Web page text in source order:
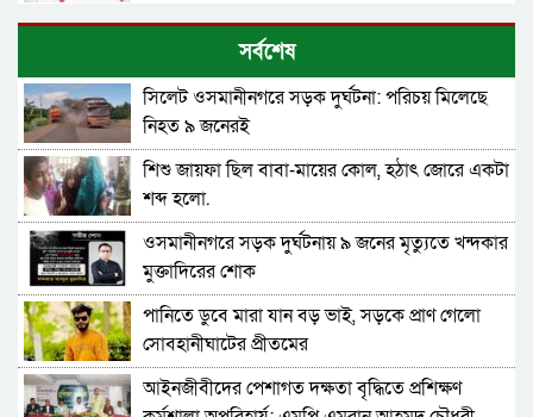
নিরাপত্তাহীন বিছানাকান্দি বাস্তবায়ন হয়নি ইকোপার্কের
সিলেটে দুর্ঘটনায় আহতদের দেখতে ওসমানী
হাসপাতালে মহানগর জামায়াত নেতৃবৃন্দ
৫ বন্ধু সিলেটে এসেছিলেন ঘুরতে, ফেরার পথে
দুর্ঘটনায় মারা যান সাইফুল
সিলেটের সড়ক দুর্ঘটনায় বাউল শিল্পী পেহেলী ভৈরবী
নিহত
সবুজ বাংলাদেশ গড়ার প্রত্যয়ে সিলেটে বাবৌযুপ’র
দ্বিতীয় পর্যায়ে বৃক্ষরোপণ কর্মসূচি সম্পন্ন
সিলেটে ইউনিক ও বেঙ্গল পরিবহনের দুই বাসের
সর্বশেষ
সিলেট ওসমানীনগরে সড়ক দুর্ঘটনা: পরিচয় মিলেছে
নিহত ৯ জনেরই
শিশু জায়ফা ছিল বাবা-মায়ের কোল, হঠাৎ জোরে একটা
শব্দ হলো.
ওসমানীনগরে সড়ক দুর্ঘটনায় ৯ জনের মৃত্যুতে খন্দকার
মুক্তাদিরের শোক
পানিতে ডুবে মারা যান বড় ভাই, সড়কে প্রাণ গেলো
সোবহানীঘাটের প্রীতমের
আইনজীবীদের পেশাগত দক্ষতা বৃদ্ধিতে প্রশিক্ষণ